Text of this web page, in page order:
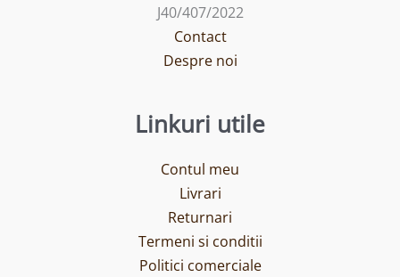
J40/407/2022
Contact
Despre noi
Linkuri utile
Contul meu
Livrari
Returnari
Termeni si conditii
Politici comerciale